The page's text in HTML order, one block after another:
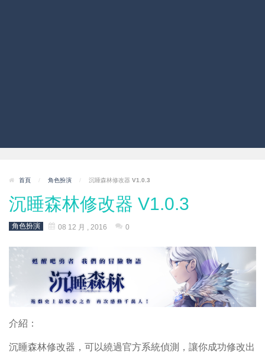
首頁 / 角色扮演 / 沉睡森林修改器 V1.0.3
沉睡森林修改器 V1.0.3
角色扮演 08 12 月 , 2016 0
介紹：
沉睡森林修改器，可以繞過官方系統偵測，讓你成功修改出